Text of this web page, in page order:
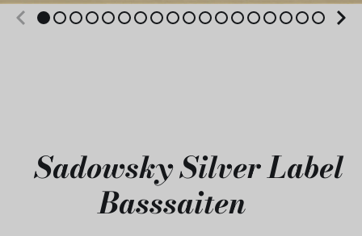
Sadowsky Silver Label
Basssaiten